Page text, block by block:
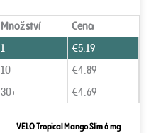
Množství
Cena
1
€5.19
10
€4.89
30+
€4.69
VELO Tropical Mango Slim 6 mg